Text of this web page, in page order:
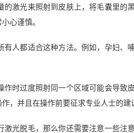
激光束照射到皮肤上，将毛囊里的
心谨慎。
人都适合这种方法。例如，孕妇、
时过度照射同一个区域可能会导致
，并且在操作前要征求专业人士的建
光脱毛，那么你还需要注意一些注